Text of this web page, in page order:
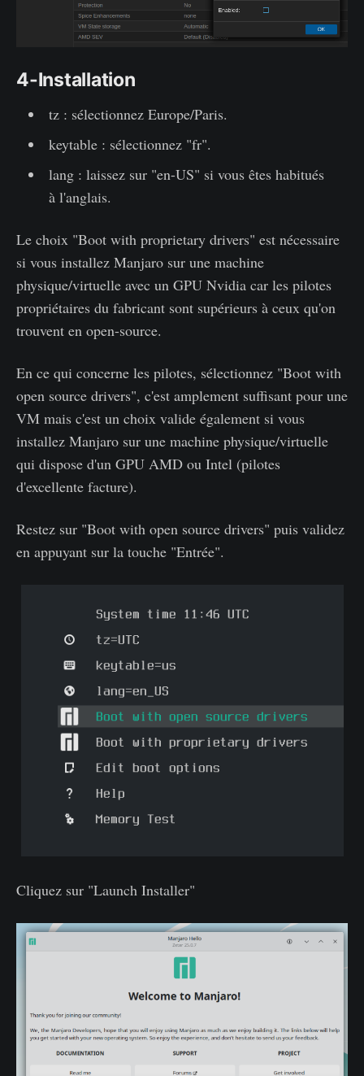
4-Installation
tz : sélectionnez Europe/Paris.
keytable : sélectionnez "fr".
lang : laissez sur "en-US" si vous êtes habitués
à l'anglais.
Le choix "Boot with proprietary drivers" est nécessaire
si vous installez Manjaro sur une machine
physique/virtuelle avec un GPU Nvidia car les pilotes
propriétaires du fabricant sont supérieurs à ceux qu'on
trouvent en open-source.
En ce qui concerne les pilotes, sélectionnez "Boot with
open source drivers", c'est amplement suffisant pour une
VM mais c'est un choix valide également si vous
installez Manjaro sur une machine physique/virtuelle
qui dispose d'un GPU AMD ou Intel (pilotes
d'excellente facture).
Restez sur "Boot with open source drivers" puis validez
en appuyant sur la touche "Entrée".
Cliquez sur "Launch Installer"